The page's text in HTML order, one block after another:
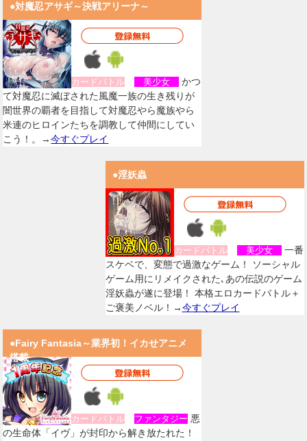
●対魔忍アサギ～決戦アリーナ～
カードバトル 美少女
かつ
て対魔忍に滅ぼされた風魔一族の生き残りが
闇世界の覇者を目指して対魔忍やら魔族やら
米連のヒロインたちを調教して仲間にしてい
こう！。→今すぐプレイ
●淫妖蟲
カードバトル 美少女
一番
スケベで、変態で過激なゲーム！ ソーシャル
ゲーム用にリメイクされた､あの伝説のゲーム
淫妖蟲が遂に登場！ 本格エロカードバトル＋
ご褒美ノベル！→今すぐプレイ
●Fairy Fantasia～業界初！イカせアニメ
搭載
カードバトル ファンタジー 悪
の生命体「イヴ」が封印から解き放たれた！